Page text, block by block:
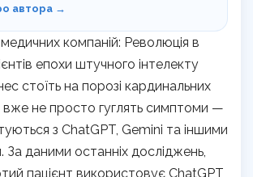
автора →
компаній: Революція в
епохи штучного інтелекту
стоїть на порозі кардинальних
вже не просто гуглять симптоми —
з ChatGPT, Gemini та іншими
даними останніх досліджень,
пацієнт використовує ChatGPT